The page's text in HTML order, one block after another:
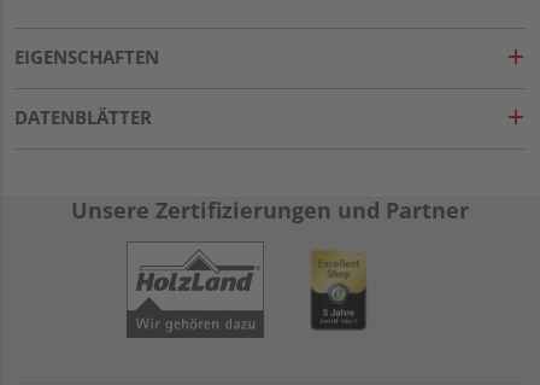
EIGENSCHAFTEN
DATENBLÄTTER
Unsere Zertifizierungen und Partner